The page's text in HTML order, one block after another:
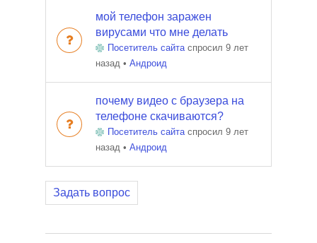
мой телефон заражен
вирусами что мне делать
Посетитель сайта спросил 9 лет
назад • Андроид
почему видео с браузера на
телефоне скачиваются?
Посетитель сайта спросил 9 лет
назад • Андроид
Задать вопрос